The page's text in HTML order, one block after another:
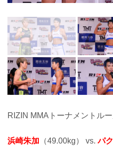
RIZIN MMAトーナメントル
浜崎朱加 （49.00kg） vs.パ